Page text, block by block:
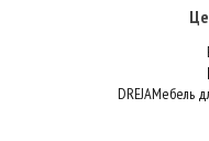
DREJAМебель